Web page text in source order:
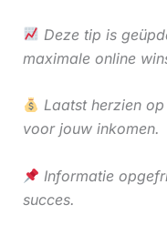
Deze tip is
maximale online
Laatst herzien op
voor jouw inkomen.
Informatie
succes.